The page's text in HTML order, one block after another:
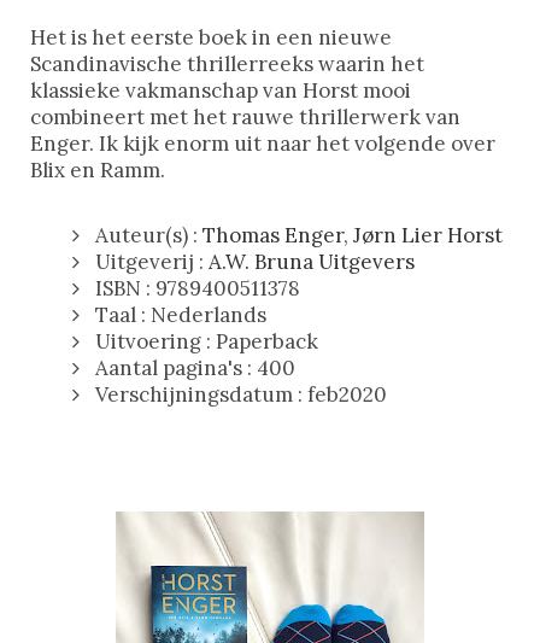
Het is het eerste boek in een nieuwe
Scandinavische thrillerreeks waarin het
klassieke vakmanschap van Horst mooi
combineert met het rauwe thrillerwerk van
Enger. Ik kijk enorm uit naar het volgende over
Blix en Ramm.
Auteur(s) : Thomas Enger, Jørn Lier Horst
Uitgeverij : A.W. Bruna Uitgevers
ISBN : 9789400511378
Taal : Nederlands
Uitvoering : Paperback
Aantal pagina's : 400
Verschijningsdatum : feb2020